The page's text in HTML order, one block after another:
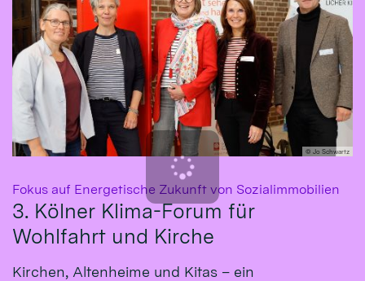
© Jo Schwartz
Fokus auf Energetische Zukunft von Sozialimmobilien
3. Kölner Klima-Forum für
Wohlfahrt und Kirche
Kirchen, Altenheime und Kitas – ein